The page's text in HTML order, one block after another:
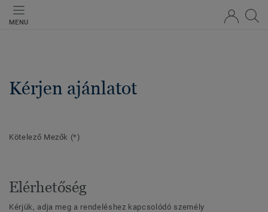
MENU
Kérjen ajánlatot
Kötelező Mezők (*)
Elérhetőség
Kérjük, adja meg a rendeléshez kapcsolódó személy